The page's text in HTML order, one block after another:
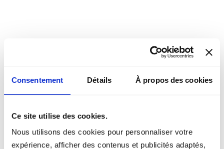
Consentement Détails À propos des cookies
Ce site utilise des cookies.
Nous utilisons des cookies pour personnaliser votre
expérience, afficher des contenus et publicités adaptés,